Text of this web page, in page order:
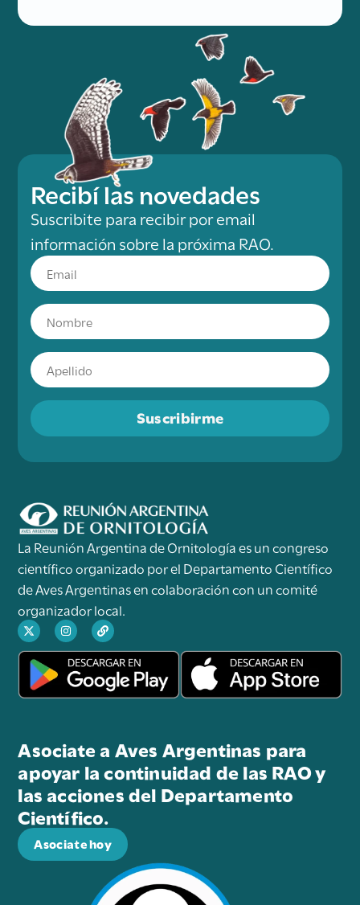
Recibí las novedades
Suscribite para recibir por email
información sobre la próxima RAO.
Suscribirme
La Reunión Argentina de Ornitología es un congreso
científico organizado por el Departamento Científico
de Aves Argentinas en colaboración con un comité
organizador local.
Asociate a Aves Argentinas para
apoyar la continuidad de las RAO y
las acciones del Departamento
Científico.
Asociate hoy